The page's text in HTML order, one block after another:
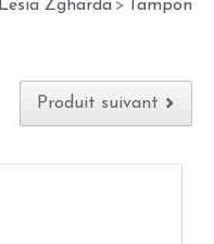
Lesia Zgharda >
Tampon
Produit suivant